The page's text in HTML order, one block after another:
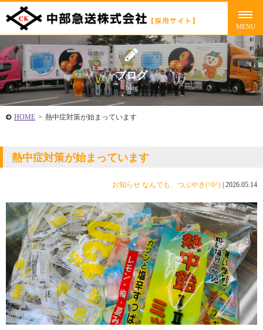
ブログ
blog
HOME > 熱中症対策が始まっています
熱中症対策が始まっています
お知らせ なんでも、つぶやき(^0^) 2026.05.14